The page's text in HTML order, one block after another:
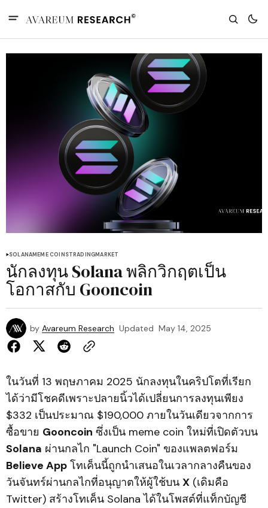
SOLANAMEME COINSTRADINGMARKET
นักลงทุน Solana พลิกวิกฤตเป็น
โอกาสกับ Gooncoin
by Avareum Research Updated May 14, 2025
ในวันที่ 13 พฤษภาคม 2025 นักลงทุนในคริปโตที่เรียก
ได้ว่ามีโชคดีเพราะปลายนิ้วได้เปลี่ยนการลงทุนเพียง
$332 เป็นประมาณ $190,000 ภายในวันเดียวจากการ
ซื้อขาย Gooncoin ซึ่งเป็น meme coin ใหม่ที่เปิดตัวบน
Solana ผ่านกลไก "Launch Coin" ของแพลตฟอร์ม
Believe App โทเค็นนี้ถูกนำเสนอในเวลากลางคืนของ
วันจันทร์ผ่านกลไกที่อนุญาตให้ผู้ใช้บน X (เดิมคือ
Twitter) สร้างโทเค็น Solana ได้ในโพสต์ที่แท็กบัญชี